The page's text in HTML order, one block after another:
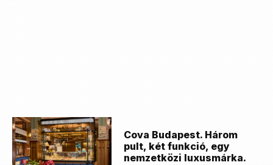
Cova Budapest. Három
pult, két funkció, egy
nemzetközi luxusmárka.